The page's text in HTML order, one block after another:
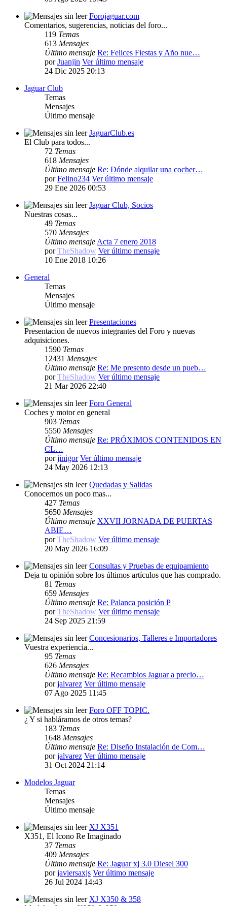
Forojaguar.com
Comentarios, sugerencias, noticias del foro...
119 Temas
613 Mensajes
Último mensaje Re: Felices Fiestas y Año nue…
porJuanjin Ver último mensaje
24 Dic 2025 20:13
Jaguar Club
Temas
Mensajes
Último mensaje
JaguarClub.es
El Club para todos...
72 Temas
618 Mensajes
Último mensaje Re: Dónde alquilar una cocher…
porFelino234 Ver último mensaje
29 Ene 2026 00:53
Jaguar Club, Socios
Nuestras cosas...
49 Temas
570 Mensajes
Último mensajeActa 7 enero 2018
porTheShadow Ver último mensaje
10 Ene 2018 10:26
General
Temas
Mensajes
Último mensaje
Presentaciones
Presentacion de nuevos integrantes del Foro y nuevas
adquisiciones.
1590 Temas
12431 Mensajes
Último mensaje Re: Me presento desde un pueb…
porTheShadow Ver último mensaje
21 Mar 2026 22:40
Foro General
Coches y motor en general
903 Temas
5550 Mensajes
Último mensaje Re: PRÓXIMOS CONTENIDOS EN
CL…
porjinigor Ver último mensaje
24 May 2026 12:13
Quedadas y Salidas
Conocernos un poco mas...
427 Temas
5650 Mensajes
Último mensaje XXVII JORNADA DE PUERTAS
ABIE…
porTheShadow Ver último mensaje
20 May 2026 16:09
Consultas y Pruebas de equipamiento
Deja tu opinión sobre los últimos artículos que has comprado.
81 Temas
659 Mensajes
Último mensaje Re: Palanca posición P
porTheShadow Ver último mensaje
24 Sep 2025 21:59
Concesionarios, Talleres e Importadores
Vuestra experiencia...
95 Temas
626 Mensajes
Último mensaje Re: Recambios Jaguar a precio…
porjalvarez Ver último mensaje
07 Ago 2025 11:45
Foro OFF TOPIC.
¿ Y si habláramos de otros temas?
183 Temas
1648 Mensajes
Último mensaje Re: Diseño Instalación de Com…
porjalvarez Ver último mensaje
31 Oct 2024 21:14
Modelos Jaguar
Temas
Mensajes
Último mensaje
XJ X351
X351, El Icono Re Imaginado
37 Temas
409 Mensajes
Último mensaje Re: Jaguar xj 3.0 Diesel 300
porjaviersaxjs Ver último mensaje
26 Jul 2024 14:43
XJ X350 & 358